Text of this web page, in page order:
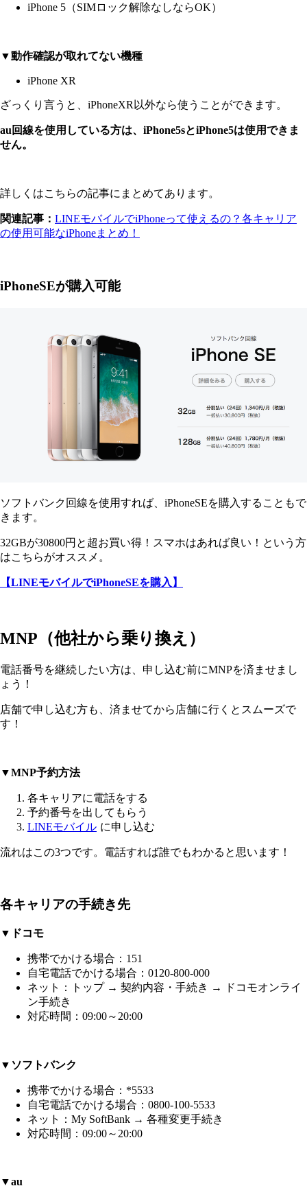
iPhone 5（SIMロック解除なしならOK）
▼動作確認が取れてない機種
iPhone XR
ざっくり言うと、iPhoneXR以外なら使うことができます。
au回線を使用している方は、iPhone5sとiPhone5は使用できま
せん。
詳しくはこちらの記事にまとめてあります。
関連記事： LINEモバイルでiPhoneって使えるの？各キャリア
の使用可能なiPhoneまとめ！
iPhoneSEが購入可能
ソフトバンク回線を使用すれば、iPhoneSEを購入することもで
きます。
32GBが30800円と超お買い得！スマホはあれば良い！という方
はこちらがオススメ。
【LINEモバイルでiPhoneSEを購入】
MNP（他社から乗り換え）
電話番号を継続したい方は、申し込む前にMNPを済ませまし
ょう！
店舗で申し込む方も、済ませてから店舗に行くとスムーズで
す！
▼MNP予約方法
各キャリアに電話をする
予約番号を出してもらう
LINEモバイル に申し込む
流れはこの3つです。電話すれば誰でもわかると思います！
各キャリアの手続き先
▼ドコモ
携帯でかける場合：151
自宅電話でかける場合：0120-800-000
ネット：トップ → 契約内容・手続き → ドコモオンライ
ン手続き
対応時間：09:00～20:00
▼ソフトバンク
携帯でかける場合：*5533
自宅電話でかける場合：0800-100-5533
ネット：My SoftBank → 各種変更手続き
対応時間：09:00～20:00
▼au